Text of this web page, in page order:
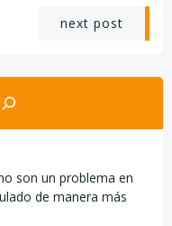
next post
son un problema en
de manera más